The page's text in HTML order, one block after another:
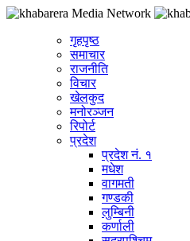
गृहपृष्ठ
समाचार
राजनीति
विचार
खेलकुद
मनोरञ्जन
रिपोर्ट
प्रदेश
प्रदेश नं. १
मधेश
वागमती
गण्डकी
लुम्बिनी
कर्णाली